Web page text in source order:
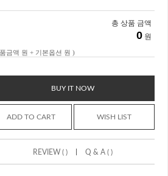
총 상품 금액
0 원
금액 원 + 기본옵션 원 )
BUY IT NOW
ADD TO CART WISH LIST
REVIEW ( ) Q & A ( )